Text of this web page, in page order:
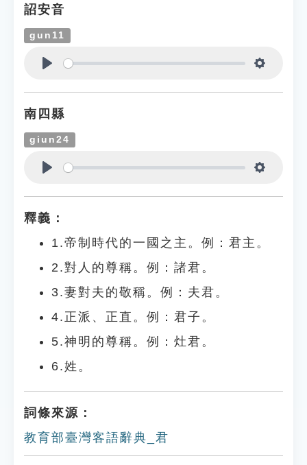
詔安音
gun11
南四縣
giun24
釋義：
1.帝制時代的一國之主。例：君主。
2.對人的尊稱。例：諸君。
3.妻對夫的敬稱。例：夫君。
4.正派、正直。例：君子。
5.神明的尊稱。例：灶君。
6.姓。
詞條來源：
教育部臺灣客語辭典_君